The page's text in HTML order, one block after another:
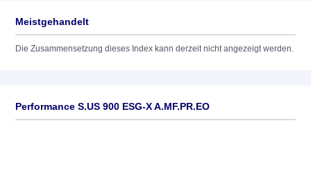
Meistgehandelt
Die Zusammensetzung dieses Index kann derzeit nicht angezeigt werden.
Performance S.US 900 ESG-X A.MF.PR.EO